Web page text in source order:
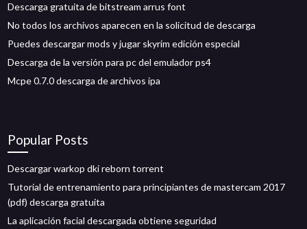
Descarga gratuita de bitstream arrus font
No todos los archivos aparecen en la solicitud de descarga
Puedes descargar mods y jugar skyrim edición especial
Descarga de la versión para pc del emulador ps4
Mcpe 0.7.0 descarga de archivos ipa
Popular Posts
Descargar warkop dki reborn torrent
Tutorial de entrenamiento para principiantes de mastercam 2017
(pdf) descarga gratuita
La aplicación facial descargada obtiene seguridad